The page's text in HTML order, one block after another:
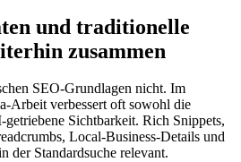
und traditionelle
zusammen
SEO‑Grundlagen nicht. Im
verbessert oft sowohl die
Sichtbarkeit. Rich Snippets,
Local‑Business‑Details und
der Standardsuche relevant.